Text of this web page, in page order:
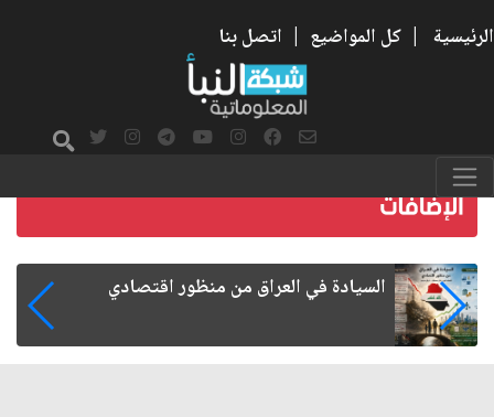
الرئيسية | كل المواضيع | اتصل بنا
ما بعد الأربعين.. كيف اتسعت الزيارة من هويتها